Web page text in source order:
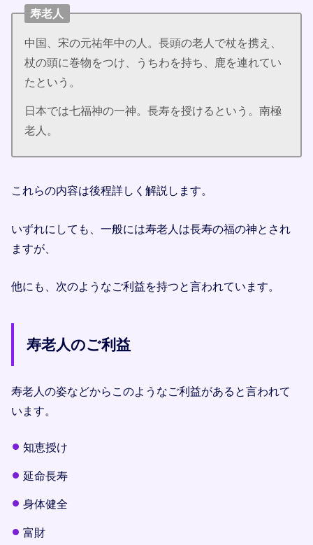
寿老人
中国、宋の元祐年中の人。長頭の老人で杖を携え、
杖の頭に巻物をつけ、うちわを持ち、鹿を連れてい
たという。
日本では七福神の一神。長寿を授けるという。南極
老人。
これらの内容は後程詳しく解説します。
いずれにしても、一般には寿老人は長寿の福の神とされ
ますが、
他にも、次のようなご利益を持つと言われています。
寿老人のご利益
寿老人の姿などからこのようなご利益があると言われて
います。
知恵授け
延命長寿
身体健全
富財